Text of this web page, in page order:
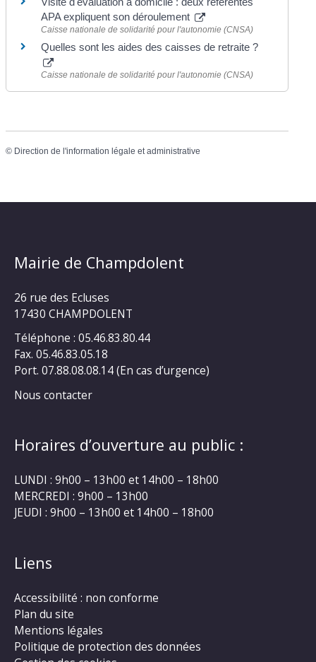
APA expliquent son déroulement
Caisse nationale de solidarité pour l'autonomie (CNSA)
Quelles sont les aides des caisses de retraite ?
Caisse nationale de solidarité pour l'autonomie (CNSA)
© Direction de l'information légale et administrative
Mairie de Champdolent
26 rue des Ecluses
17430 CHAMPDOLENT
Téléphone : 05.46.83.80.44
Fax. 05.46.83.05.18
Port. 07.88.08.08.14 (En cas d’urgence)
Nous contacter
Horaires d’ouverture au public :
LUNDI : 9h00 – 13h00 et 14h00 – 18h00
MERCREDI : 9h00 – 13h00
JEUDI : 9h00 – 13h00 et 14h00 – 18h00
Liens
Accessibilité : non conforme
Plan du site
Mentions légales
Politique de protection des données